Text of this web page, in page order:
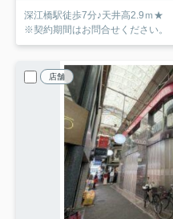
深江橋駅徒歩7分♪天井高2.9ｍ★
※契約期間はお問合せください。
店舗